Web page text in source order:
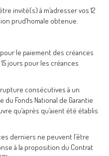
invité(s) à m’adresser vos 12
prud’homale obtenue.
le paiement des créances
jours pour les créances
consécutives à un
du Fonds National de Garantie
qu’après qu’aient été établis
derniers ne peuvent l’être
à la proposition du Contrat